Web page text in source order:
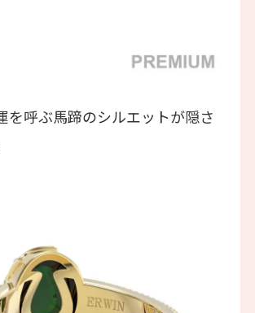
を呼ぶ馬蹄のシルエットが隠さ